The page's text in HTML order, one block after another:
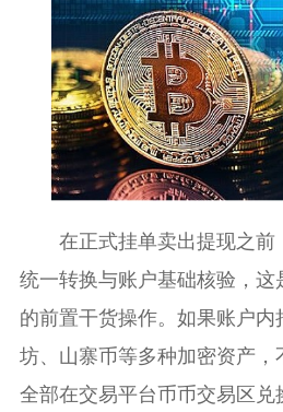
在正式挂单卖出提现之前
统一转换与账户基础核验，这
的前置干货操作。如果账户内
坊、山寨币等多种加密资产，
全部在交易平台币币交易区